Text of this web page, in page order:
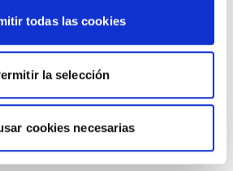
todas las cookies
la selección
cookies necesarias